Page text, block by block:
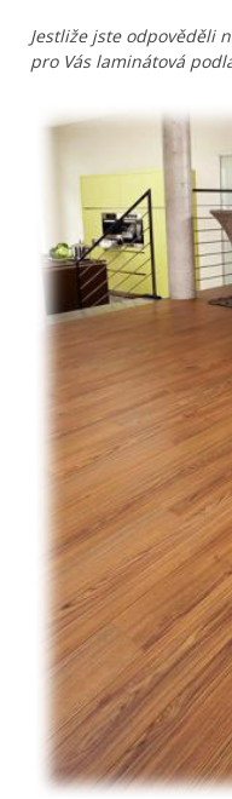
Jestliže jste odpověděli
pro Vás laminátová